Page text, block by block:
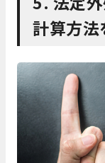
計算方法